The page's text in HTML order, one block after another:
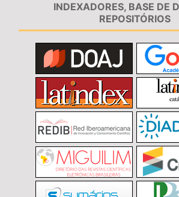
INDEXADORES, BASE DE
REPOSITÓRIOS